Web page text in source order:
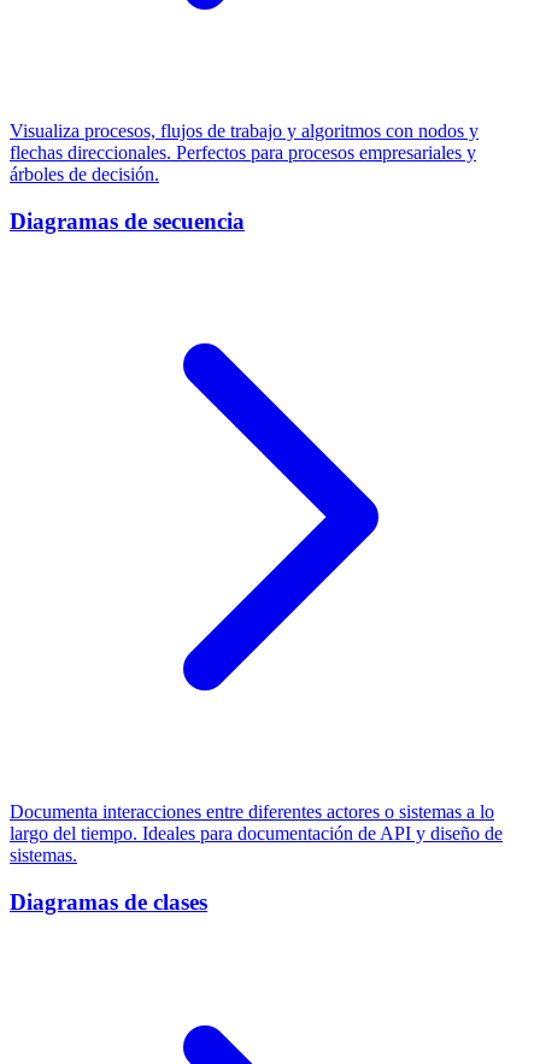
Visualiza procesos, flujos de trabajo y algoritmos con nodos y
flechas direccionales. Perfectos para procesos empresariales y
árboles de decisión.
Diagramas de secuencia
Documenta interacciones entre diferentes actores o sistemas a lo
largo del tiempo. Ideales para documentación de API y diseño de
sistemas.
Diagramas de clases